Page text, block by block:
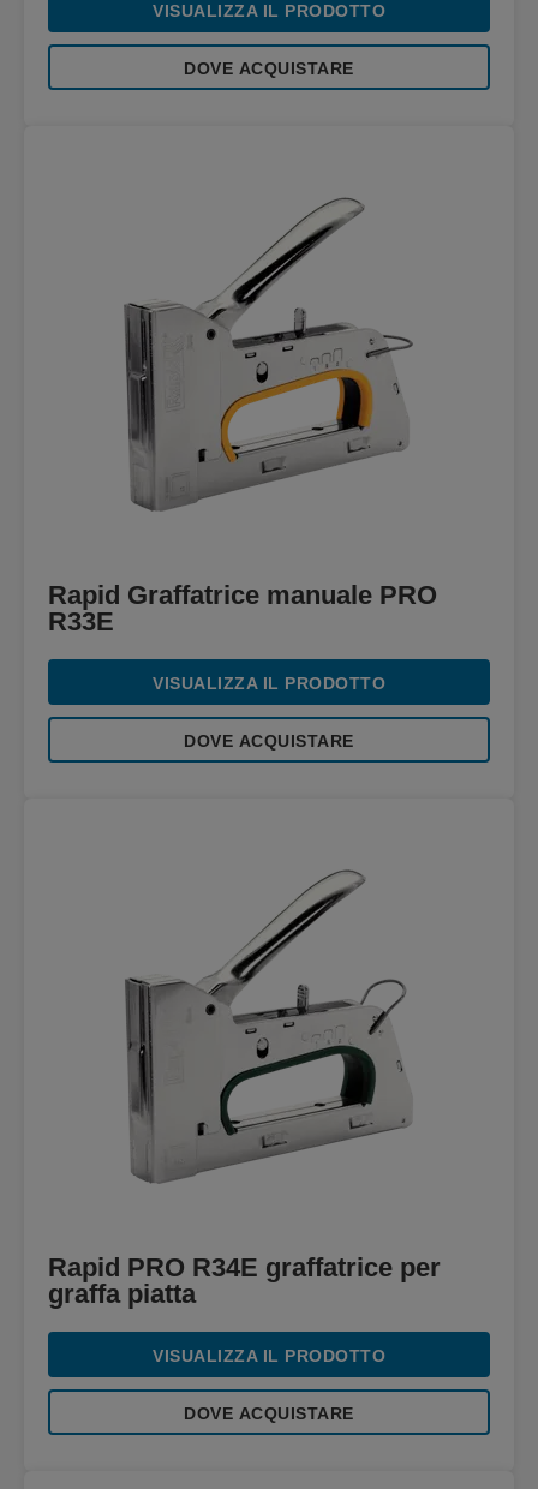
VISUALIZZA IL PRODOTTO
DOVE ACQUISTARE
Rapid Graffatrice manuale PRO
R33E
VISUALIZZA IL PRODOTTO
DOVE ACQUISTARE
Rapid PRO R34E graffatrice per
graffa piatta
VISUALIZZA IL PRODOTTO
DOVE ACQUISTARE